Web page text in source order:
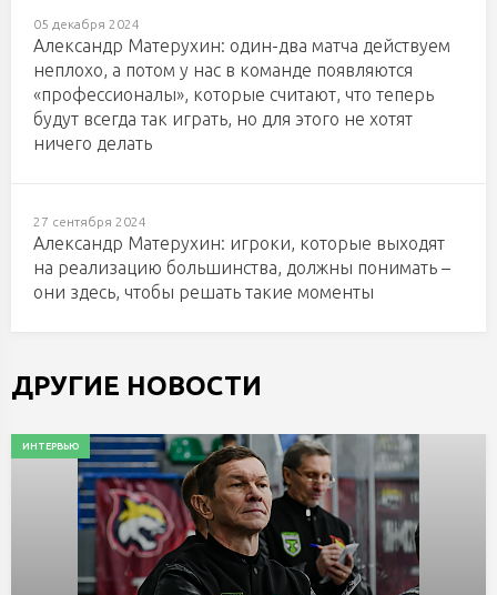
05 декабря 2024
Александр Матерухин: один-два матча действуем
неплохо, а потом у нас в команде появляются
«профессионалы», которые считают, что теперь
будут всегда так играть, но для этого не хотят
ничего делать
27 сентября 2024
Александр Матерухин: игроки, которые выходят
на реализацию большинства, должны понимать –
они здесь, чтобы решать такие моменты
ДРУГИЕ НОВОСТИ
ИНТЕРВЬЮ